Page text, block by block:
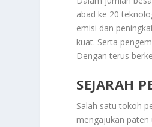
abad ke 20
emisi dan
kuat. Serta
Dengan terus
SEJARAH
Salah satu tokoh
mengajukan